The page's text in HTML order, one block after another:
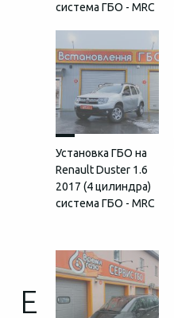
система ГБО - MRC
Установка ГБО на
Renault Duster 1.6
2017 (4 цилиндра)
система ГБО - MRC
E